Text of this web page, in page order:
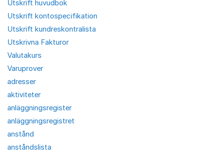
Utskrift huvudbok
Utskrift kontospecifikation
Utskrift kundreskontralista
Utskrivna Fakturor
Valutakurs
Varuprover
adresser
aktiviteter
anläggningsregister
anläggningsregistret
anstånd
anståndslista